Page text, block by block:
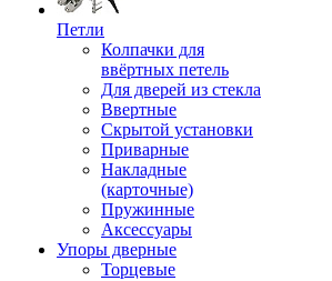
Петли
Колпачки для
ввёртных петель
Для дверей из стекла
Ввертные
Скрытой установки
Приварные
Накладные
(карточные)
Пружинные
Аксессуары
Упоры дверные
Торцевые